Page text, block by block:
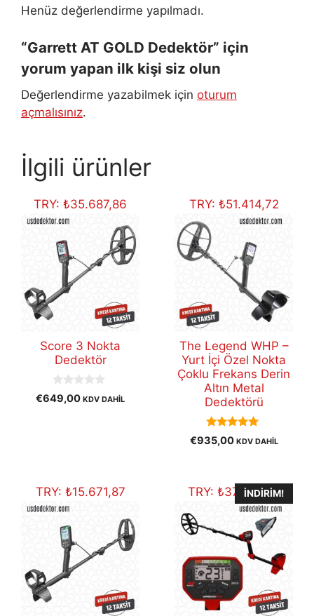
Henüz değerlendirme yapılmadı.
“Garrett AT GOLD Dedektör” için
yorum yapan ilk kişi siz olun
Değerlendirme yazabilmek için oturum
açmalısınız.
İlgili ürünler
TRY: ₺35.687,86
Score 3 Nokta
Dedektör
0
o
€649,00 KDV DAHİL
TRY: ₺51.414,72
The Legend WHP –
Yurt İçi Özel Nokta
Çoklu Frekans Derin
Altın Metal
Dedektörü
5.00
out of 5
€935,00 KDV DAHİL
TRY: ₺15.671,87 TRY: ₺37.612,48
İNDIRIM!